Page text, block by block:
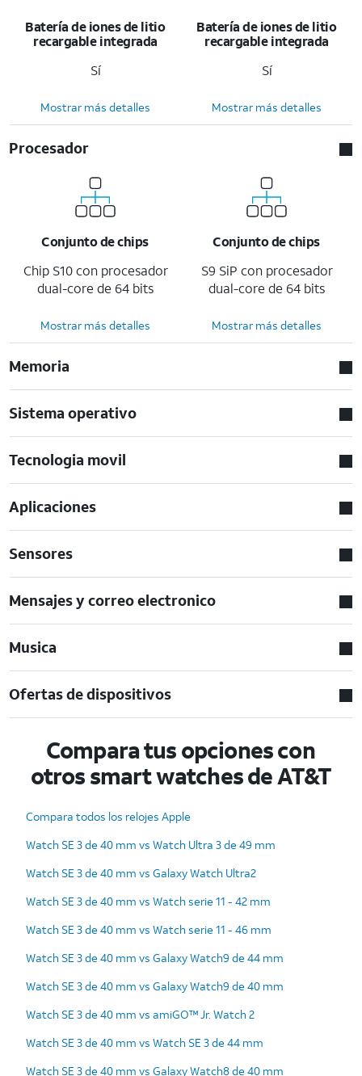
Batería de iones de litio
recargable integrada
Sí
Batería de iones de litio
recargable integrada
Sí
Mostrar más detalles Mostrar más detalles
Procesador
Conjunto de chips
Chip S10 con procesador
dual-core de 64 bits
Conjunto de chips
S9 SiP con procesador
dual-core de 64 bits
Mostrar más detalles Mostrar más detalles
Memoria
Sistema operativo
Tecnologia movil
Aplicaciones
Sensores
Mensajes y correo electronico
Musica
Ofertas de dispositivos
Compara tus opciones con
otros smart watches de AT&T
Compara todos los relojes Apple
Watch SE 3 de 40 mm vs Watch Ultra 3 de 49 mm
Watch SE 3 de 40 mm vs Galaxy Watch Ultra2
Watch SE 3 de 40 mm vs Watch serie 11 - 42 mm
Watch SE 3 de 40 mm vs Watch serie 11 - 46 mm
Watch SE 3 de 40 mm vs Galaxy Watch9 de 44 mm
Watch SE 3 de 40 mm vs Galaxy Watch9 de 40 mm
Watch SE 3 de 40 mm vs amiGO™ Jr. Watch 2
Watch SE 3 de 40 mm vs Watch SE 3 de 44 mm
Watch SE 3 de 40 mm vs Galaxy Watch8 de 40 mm